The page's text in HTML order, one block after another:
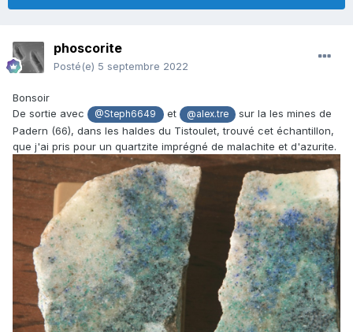
phoscorite
Posté(e) 5 septembre 2022
Bonsoir
De sortie avec
@Steph6649 et @alex.tre
sur la les mines de
Padern (66), dans les haldes du Tistoulet, trouvé cet échantillon,
que j'ai pris pour un quartzite imprégné de malachite et d'azurite.